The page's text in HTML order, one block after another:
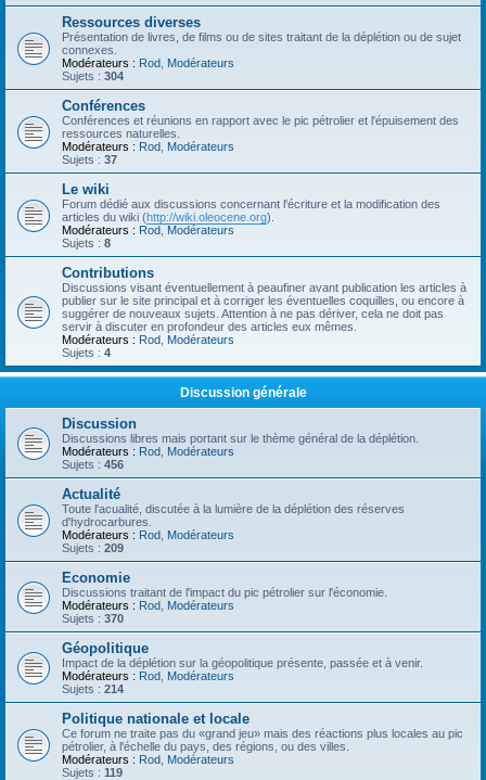
Ressources diverses
Présentation de livres, de films ou de sites traitant de la déplétion ou de sujet
connexes.
Modérateurs : Rod Modérateurs
Sujets : 304
Conférences
Conférences et réunions en rapport avec le pic pétrolier et l'épuisement des
ressources naturelles.
Modérateurs : Rod Modérateurs
Sujets : 37
Le wiki
Forum dédié aux discussions concernant l'écriture et la modification des
articles du wiki (http://wiki.oleocene.org).
Modérateurs : Rod Modérateurs
Sujets : 8
Contributions
Discussions visant éventuellement à peaufiner avant publication les articles à
publier sur le site principal et à corriger les éventuelles coquilles, ou encore à
suggérer de nouveaux sujets. Attention à ne pas dériver, cela ne doit pas
servir à discuter en profondeur des articles eux mêmes.
Modérateurs : Rod Modérateurs
Sujets : 4
Discussion générale
Discussion
Discussions libres mais portant sur le thème général de la déplétion.
Modérateurs : Rod Modérateurs
Sujets : 456
Actualité
Toute l'acualité, discutée à la lumière de la déplétion des réserves
d'hydrocarbures.
Modérateurs : Rod Modérateurs
Sujets : 209
Economie
Discussions traitant de l'impact du pic pétrolier sur l'économie.
Modérateurs : Rod Modérateurs
Sujets : 370
Géopolitique
Impact de la déplétion sur la géopolitique présente, passée et à venir.
Modérateurs : Rod Modérateurs
Sujets : 214
Politique nationale et locale
Ce forum ne traite pas du «grand jeu» mais des réactions plus locales au pic
pétrolier, à l'échelle du pays, des régions, ou des villes.
Modérateurs : Rod Modérateurs
Sujets : 119